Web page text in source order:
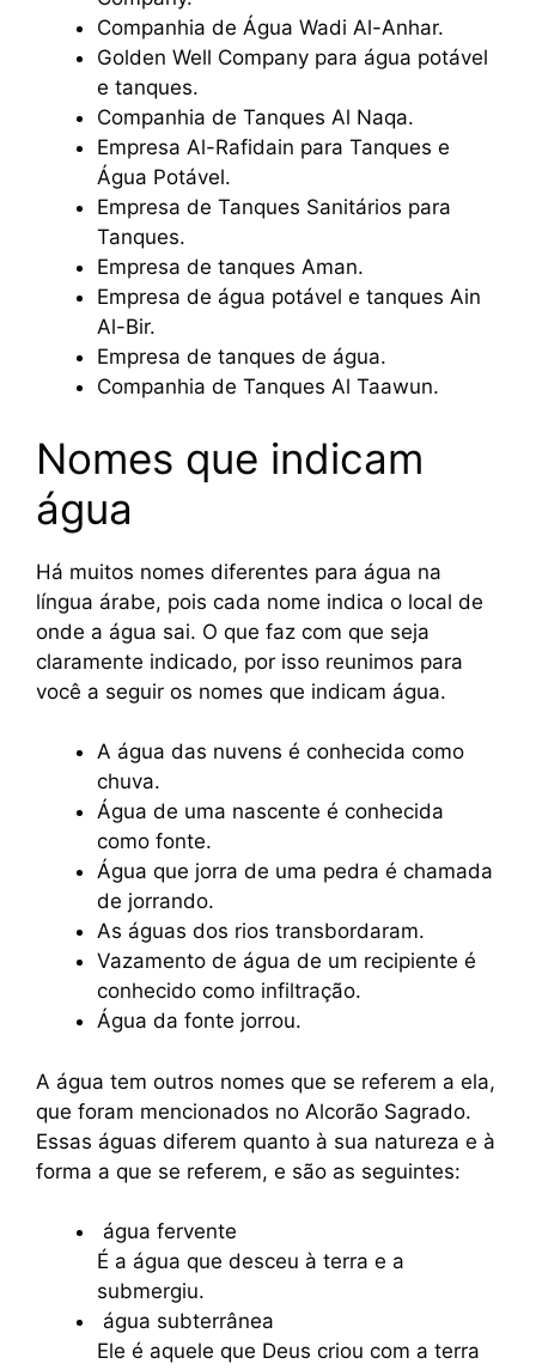
Companhia de Água Wadi Al-Anhar.
Golden Well Company para água potável
e tanques.
Companhia de Tanques Al Naqa.
Empresa Al-Rafidain para Tanques e
Água Potável.
Empresa de Tanques Sanitários para
Tanques.
Empresa de tanques Aman.
Empresa de água potável e tanques Ain
Al-Bir.
Empresa de tanques de água.
Companhia de Tanques Al Taawun.
Nomes que indicam
água
Há muitos nomes diferentes para água na
língua árabe, pois cada nome indica o local de
onde a água sai. O que faz com que seja
claramente indicado, por isso reunimos para
você a seguir os nomes que indicam água.
A água das nuvens é conhecida como
chuva.
Água de uma nascente é conhecida
como fonte.
Água que jorra de uma pedra é chamada
de jorrando.
As águas dos rios transbordaram.
Vazamento de água de um recipiente é
conhecido como infiltração.
Água da fonte jorrou.
A água tem outros nomes que se referem a ela,
que foram mencionados no Alcorão Sagrado.
Essas águas diferem quanto à sua natureza e à
forma a que se referem, e são as seguintes:
água fervente
É a água que desceu à terra e a
submergiu.
água subterrânea
Ele é aquele que Deus criou com a terra